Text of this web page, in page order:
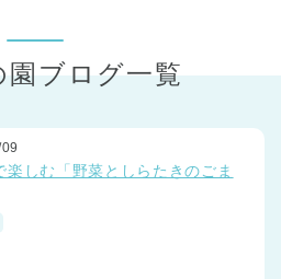
園ブログ一覧
しむ「野菜としらたきのごま